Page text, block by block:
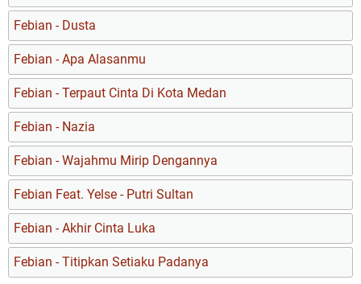
Febian - Dusta
Febian - Apa Alasanmu
Febian - Terpaut Cinta Di Kota Medan
Febian - Nazia
Febian - Wajahmu Mirip Dengannya
Febian Feat. Yelse - Putri Sultan
Febian - Akhir Cinta Luka
Febian - Titipkan Setiaku Padanya